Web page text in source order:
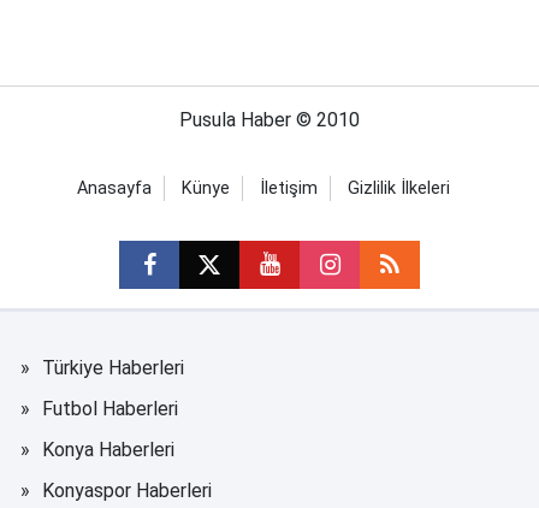
Pusula Haber © 2010
Anasayfa Künye İletişim Gizlilik İlkeleri
Türkiye Haberleri
Futbol Haberleri
Konya Haberleri
Konyaspor Haberleri